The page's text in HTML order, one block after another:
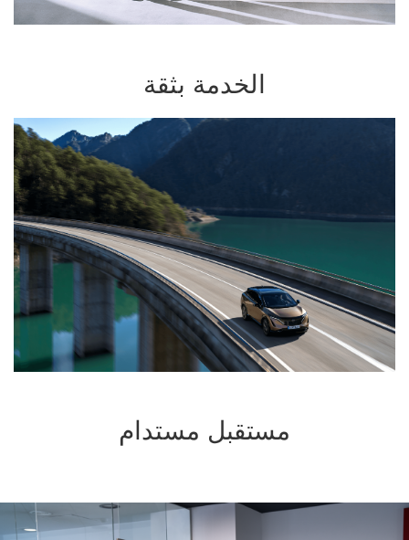
الخدمة بثقة
مستقبل مستدام